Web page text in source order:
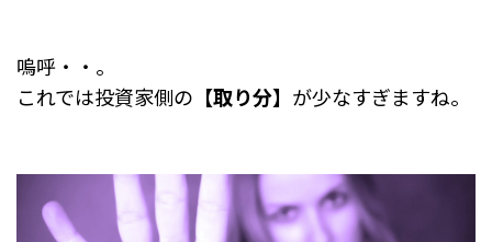
嗚呼・・。
これでは投資家側の 【取り分】 が少なすぎますね。